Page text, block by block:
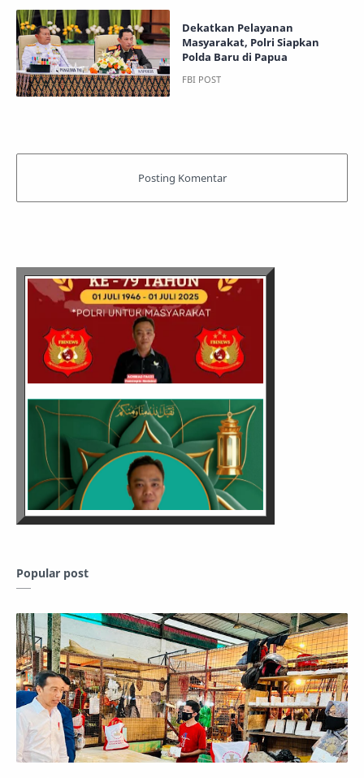
Dekatkan Pelayanan
Masyarakat, Polri Siapkan
Polda Baru di Papua
Popular post